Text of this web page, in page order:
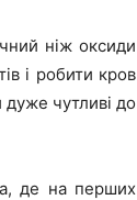
ніж оксиди
і робити кров
дуже чутливі до
де на перших